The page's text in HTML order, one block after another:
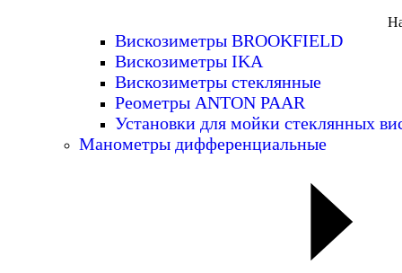
Вискозиметры BROOKFIELD
Вискозиметры IKA
Вискозиметры стеклянные
Реометры ANTON PAAR
Установки для мойки стеклянных
Манометры дифференциальные